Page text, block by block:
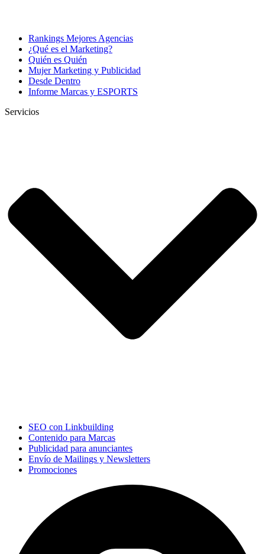
Rankings Mejores Agencias
¿Qué es el Marketing?
Quién es Quién
Mujer Marketing y Publicidad
Desde Dentro
Informe Marcas y ESPORTS
Servicios
SEO con Linkbuilding
Contenido para Marcas
Publicidad para anunciantes
Envío de Mailings y Newsletters
Promociones